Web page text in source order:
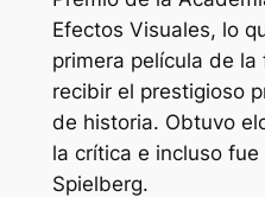
Efectos Visuales, lo
primera película de
recibir el prestigioso
de historia. Obtuvo
la crítica e incluso
Spielberg.